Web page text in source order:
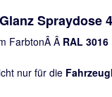
Spraydose
FarbtonÂ Â RAL
nur für die